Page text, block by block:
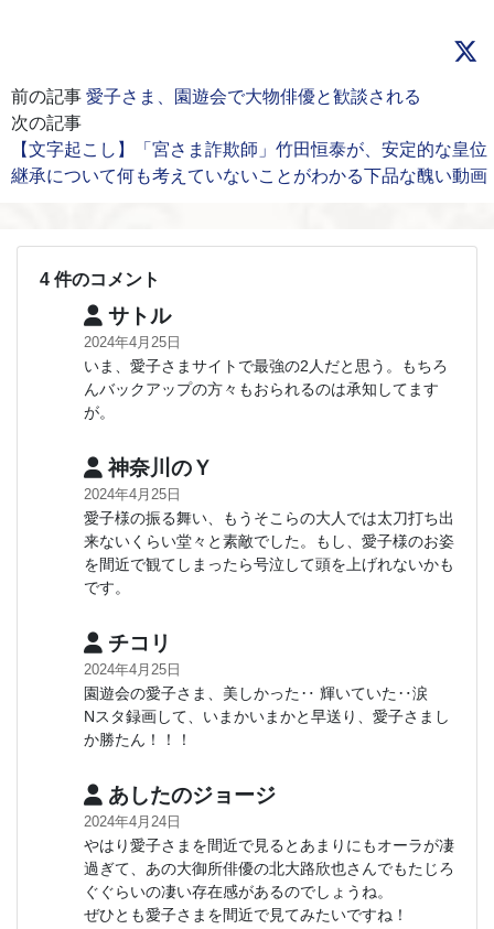
前の記事 愛子さま、園遊会で大物俳優と歓談される
次の記事
【文字起こし】「宮さま詐欺師」竹田恒泰が、安定的な皇位
継承について何も考えていないことがわかる下品な醜い動画
4 件のコメント
サトル
2024年4月25日
いま、愛子さまサイトで最強の2人だと思う。もちろ
んバックアップの方々もおられるのは承知してます
が。
神奈川のＹ
2024年4月25日
愛子様の振る舞い、もうそこらの大人では太刀打ち出
来ないくらい堂々と素敵でした。もし、愛子様のお姿
を間近で観てしまったら号泣して頭を上げれないかも
です。
チコリ
2024年4月25日
園遊会の愛子さま、美しかった‥ 輝いていた‥涙
Nスタ録画して、いまかいまかと早送り、愛子さまし
か勝たん！！！
あしたのジョージ
2024年4月24日
やはり愛子さまを間近で見るとあまりにもオーラが凄
過ぎて、あの大御所俳優の北大路欣也さんでもたじろ
ぐぐらいの凄い存在感があるのでしょうね。
ぜひとも愛子さまを間近で見てみたいですね！